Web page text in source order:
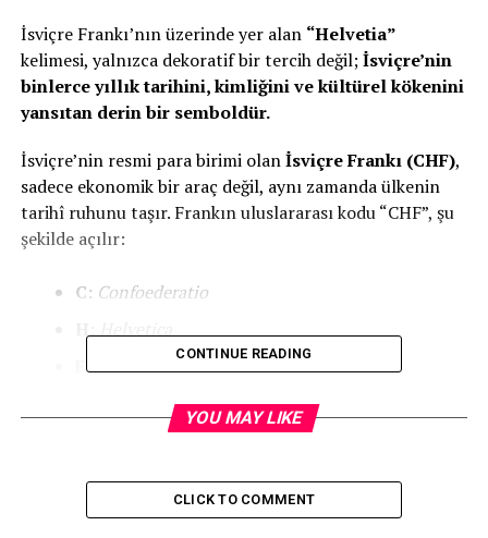
İsviçre Frankı’nın üzerinde yer alan “Helvetia”
kelimesi, yalnızca dekoratif bir tercih değil;İsviçre’nin
binlerce yıllık tarihini, kimliğini ve kültürel kökenini
yansıtan derin bir semboldür.
İsviçre’nin resmi para birimi olanİsviçre Frankı (CHF),
sadece ekonomik bir araç değil, aynı zamanda ülkenin
tarihî ruhunu taşır. Frankın uluslararası kodu “CHF”, şu
şekilde açılır:
C: Confoederatio
H:Helvetica
F:Frank
Confoederatio Helvetica”, İsviçre’nin Latince
Helvetik Konfederasyonuanlamına gelir. Bu ad,
kökenli Helvetikleradlı halktan gelir.
CONTINUE READING
YOU MAY LIKE
CLICK TO COMMENT